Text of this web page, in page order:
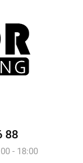
88
- 18:00